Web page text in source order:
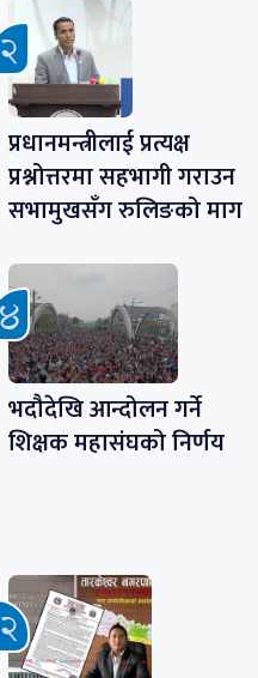
प्रधानमन्त्रीलाई प्रत्यक्ष
प्रश्नोत्तरमा सहभागी गराउन
सभामुखसँग रुलिङको माग
भदौदेखि आन्दोलन गर्ने
शिक्षक महासंघको निर्णय